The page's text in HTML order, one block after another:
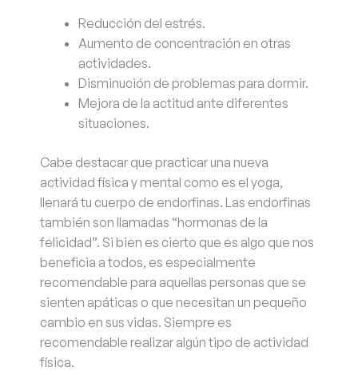
Reducción del estrés.
Aumento de concentración en otras
actividades.
Disminución de problemas para dormir.
Mejora de la actitud ante diferentes
situaciones.
Cabe destacar que practicar una nueva
actividad física y mental como es el yoga,
llenará tu cuerpo de endorfinas. Las endorfinas
también son llamadas “hormonas de la
felicidad”. Si bien es cierto que es algo que nos
beneficia a todos, es especialmente
recomendable para aquellas personas que se
sienten apáticas o que necesitan un pequeño
cambio en sus vidas. Siempre es
recomendable realizar algún tipo de actividad
física.